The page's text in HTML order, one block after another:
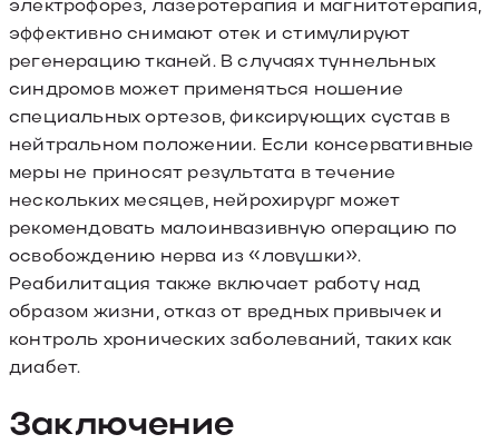
электрофорез, лазеротерапия и магнитотерапия,
эффективно снимают отек и стимулируют
регенерацию тканей. В случаях туннельных
синдромов может применяться ношение
специальных ортезов, фиксирующих сустав в
нейтральном положении. Если консервативные
меры не приносят результата в течение
нескольких месяцев, нейрохирург может
рекомендовать малоинвазивную операцию по
освобождению нерва из «ловушки».
Реабилитация также включает работу над
образом жизни, отказ от вредных привычек и
контроль хронических заболеваний, таких как
диабет.
Заключение